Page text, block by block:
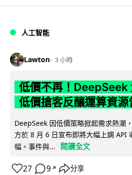
人工智能
Lawton 3 小時
低價不再！DeepSeek
低價搶客反釀運算資源
DeepSeek 因低價策略掀起需求熱潮
方於 8 月 6 日宣布即將大幅上調 API
幅。事件與...
閱讀全文
27 9 ↗ 分享